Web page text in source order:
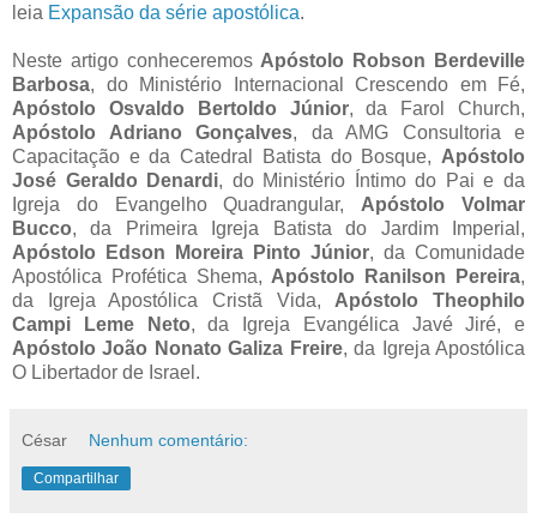
leia Expansão da série apostólica.
Neste artigo conheceremos Apóstolo Robson Berdeville
Barbosa, do Ministério Internacional Crescendo em Fé,
Apóstolo Osvaldo Bertoldo Júnior, da Farol Church,
Apóstolo Adriano Gonçalves, da AMG Consultoria e
Capacitação e da Catedral Batista do Bosque, Apóstolo
José Geraldo Denardi, do Ministério Íntimo do Pai e da
Igreja do Evangelho Quadrangular, Apóstolo Volmar
Bucco, da Primeira Igreja Batista do Jardim Imperial,
Apóstolo Edson Moreira Pinto Júnior, da Comunidade
Apostólica Profética Shema, Apóstolo Ranilson Pereira,
da Igreja Apostólica Cristã Vida, Apóstolo Theophilo
Campi Leme Neto, da Igreja Evangélica Javé Jiré, e
Apóstolo João Nonato Galiza Freire, da Igreja Apostólica
O Libertador de Israel.
César Nenhum comentário:
Compartilhar